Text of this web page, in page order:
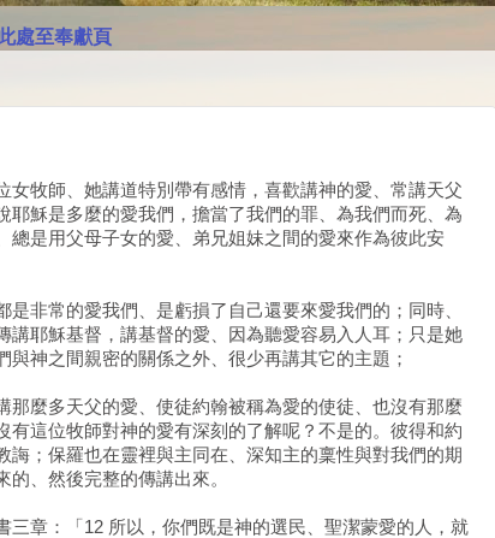
處至奉獻頁
女牧師、她講道特別帶有感情，喜歡講神的愛、常講天父
耶穌是多麼的愛我們，擔當了我們的罪、為我們而死、為
總是用父母子女的愛、弟兄姐妹之間的愛來作為彼此安
非常的愛我們、是虧損了自己還要來愛我們的；同時、
講耶穌基督，講基督的愛、因為聽愛容易入人耳；只是她
神之間親密的關係之外、很少再講其它的主題；
那麼多天父的愛、使徒約翰被稱為愛的使徒、也沒有那麼
有這位牧師對神的愛有深刻的了解呢？不是的。彼得和約
；保羅也在靈裡與主同在、深知主的稟性與對我們的期
、然後完整的傳講出來。
三章：「12 所以，你們既是神的選民、聖潔蒙愛的人，就